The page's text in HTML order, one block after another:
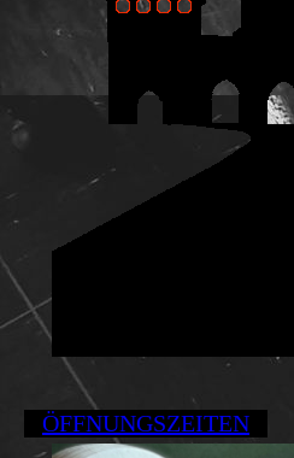
ÖFFNUNGSZEITEN